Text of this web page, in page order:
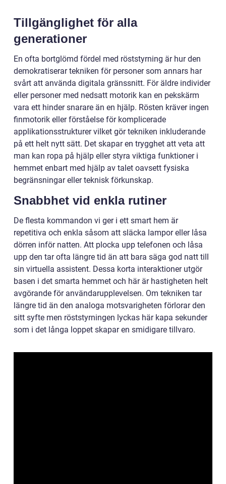
Tillgänglighet för alla
generationer
En ofta bortglömd fördel med röststyrning är hur den
demokratiserar tekniken för personer som annars har
svårt att använda digitala gränssnitt. För äldre individer
eller personer med nedsatt motorik kan en pekskärm
vara ett hinder snarare än en hjälp. Rösten kräver ingen
finmotorik eller förståelse för komplicerade
applikationsstrukturer vilket gör tekniken inkluderande
på ett helt nytt sätt. Det skapar en trygghet att veta att
man kan ropa på hjälp eller styra viktiga funktioner i
hemmet enbart med hjälp av talet oavsett fysiska
begränsningar eller teknisk förkunskap.
Snabbhet vid enkla rutiner
De flesta kommandon vi ger i ett smart hem är
repetitiva och enkla såsom att släcka lampor eller låsa
dörren inför natten. Att plocka upp telefonen och låsa
upp den tar ofta längre tid än att bara säga god natt till
sin virtuella assistent. Dessa korta interaktioner utgör
basen i det smarta hemmet och här är hastigheten helt
avgörande för användarupplevelsen. Om tekniken tar
längre tid än den analoga motsvarigheten förlorar den
sitt syfte men röststyrningen lyckas här kapa sekunder
som i det långa loppet skapar en smidigare tillvaro.